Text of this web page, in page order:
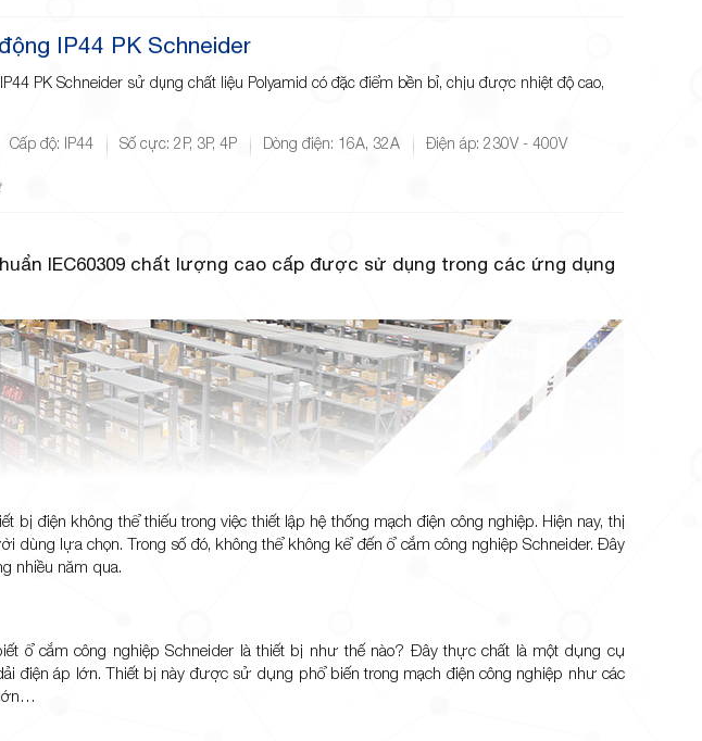
IP44 PK Schneider
PK Schneider sử dụng chất liệu Polyamid có đặc điểm bền bỉ, chịu được nhiệt độ cao,
Cấp độ: IP44 Số cực: 2P, 3P, 4P Dòng điện: 16A, 32A Điện áp: 230V - 400V
IEC60309 chất lượng cao cấp được sử dụng trong các ứng dụng
bị điện không thể thiếu trong việc thiết lập hệ thống mạch điện công nghiệp. Hiện nay, thị
dùng lựa chọn. Trong số đó, không thể không kể đến ổ cắm công nghiệp Schneider. Đây
nhiều năm qua.
ổ cắm công nghiệp Schneider là thiết bị như thế nào? Đây thực chất là một dụng cụ
điện áp lớn. Thiết bị này được sử dụng phổ biến trong mạch điện công nghiệp như các
lớn…